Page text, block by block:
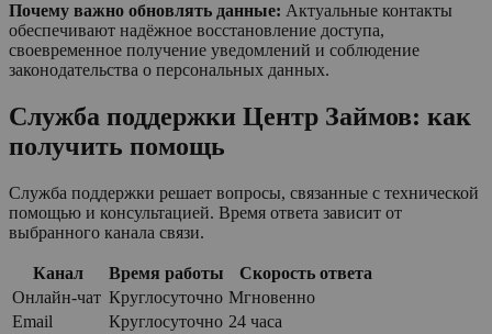
Почему важно обновлять данные: Актуальные контакты
обеспечивают надёжное восстановление доступа,
своевременное получение уведомлений и соблюдение
законодательства о персональных данных.
Служба поддержки Центр Займов: как
получить помощь
Служба поддержки решает вопросы, связанные с технической
помощью и консультацией. Время ответа зависит от
выбранного канала связи.
Канал Время работы
Скорость ответа
Онлайн-чат Круглосуточно Мгновенно
Email
Круглосуточно 24 часа